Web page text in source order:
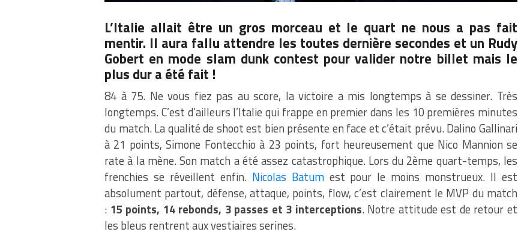
L’Italie allait être un gros morceau et le quart ne nous a pas fait
mentir. Il aura fallu attendre les toutes dernière secondes et un Rudy
Gobert en mode slam dunk contest pour valider notre billet mais le
plus dur a été fait !
84 à 75. Ne vous fiez pas au score, la victoire a mis longtemps à se dessiner. Très
longtemps. C’est d’ailleurs l’Italie qui frappe en premier dans les 10 premières minutes
du match. La qualité de shoot est bien présente en face et c’était prévu. Dalino Gallinari
à 21 points, Simone Fontecchio à 23 points, fort heureusement que Nico Mannion se
rate à la mène. Son match a été assez catastrophique. Lors du 2ème quart-temps, les
frenchies se réveillent enfin. Nicolas Batumest pour le moins monstrueux. Il est
absolument partout, défense, attaque, points, flow, c’est clairement le MVP du match
: 15 points, 14 rebonds, 3 passes et 3 interceptions. Notre attitude est de retour et
les bleus rentrent aux vestiaires serines.